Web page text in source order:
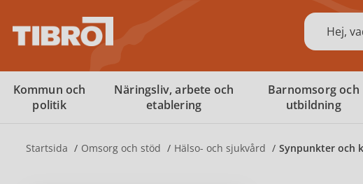
Sök
Kommun och
politik
Näringsliv, arbete och
etablering
Barnomsorg och
utbildning
Startsida Omsorg och stöd Hälso- och sjukvård Synpunkter och